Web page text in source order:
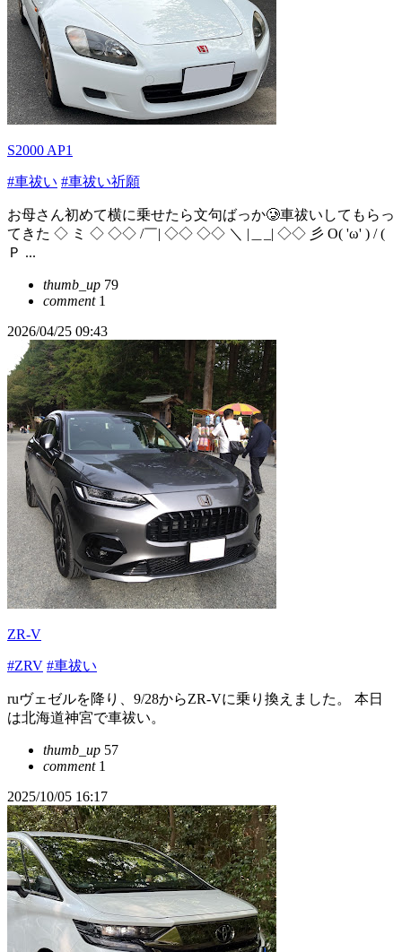
S2000 AP1
#車祓い #車祓い祈願
お母さん初めて横に乗せたら文句ばっか🥲車祓いしてもらっ
てきた ◇ ミ ◇ ◇◇ /￣| ◇◇ ◇◇ ＼ |＿_| ◇◇ 彡 O( 'ω' ) / (
Ｐ ...
thumb_up 79
comment1
2026/04/25 09:43
ZR-V
#ZRV #車祓い
ruヴェゼルを降り、9/28からZR-Vに乗り換えました。 本日
は北海道神宮で車祓い。
thumb_up 57
comment1
2025/10/05 16:17